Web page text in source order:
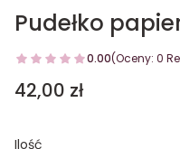
Pudełko
0.00(Oceny: 0
Cena
42,00 zł
Ilość